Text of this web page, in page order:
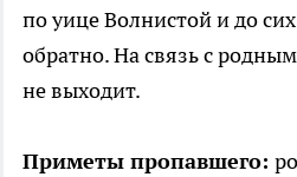
по уице Волнистой и до
обратно. На связь с
не выходит.
Приметы пропавшего: